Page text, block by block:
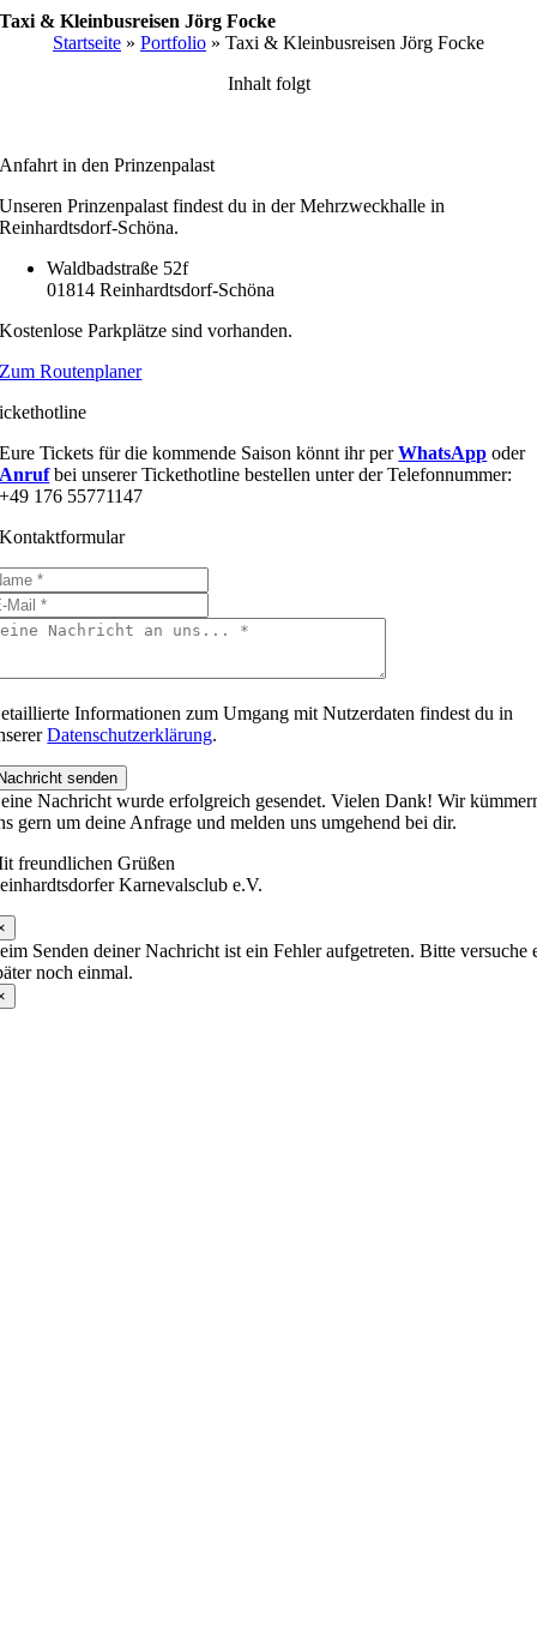
Zum
Taxi & Kleinbusreisen Jörg Focke
Startseite » Portfolio » Taxi & Kleinbusreisen Jörg Focke
Inhalt folgt
Anfahrt in den Prinzenpalast
Unseren Prinzenpalast findest du in der Mehrzweckhalle in
Reinhardtsdorf-Schöna.
Waldbadstraße 52f
01814 Reinhardtsdorf-Schöna
Kostenlose Parkplätze sind vorhanden.
Zum Routenplaner
Eure Tickets für die kommende Saison könnt ihr perWhatsApp oder
Anrufbei unserer Tickethotline bestellen unter der Telefonnummer:
+49 176 55771147
Kontaktformular
Informationen zum Umgang mit Nutzerdaten findest du in
Datenschutzerklärung.
senden
Nachricht wurde erfolgreich gesendet. Vielen Dank! Wir
gern um deine Anfrage und melden uns umgehend bei dir.
freundlichen Grüßen
Karnevalsclub e.V.
Senden deiner Nachricht ist ein Fehler aufgetreten. Bitte versuche
noch einmal.